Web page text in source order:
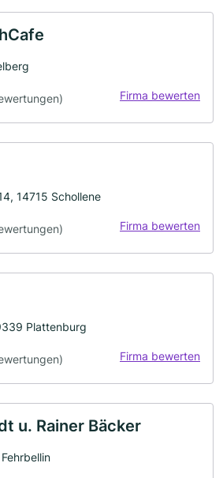
Firma bewerten
14715 Schollene
Firma bewerten
Plattenburg
Firma bewerten
u. Rainer Bäcker